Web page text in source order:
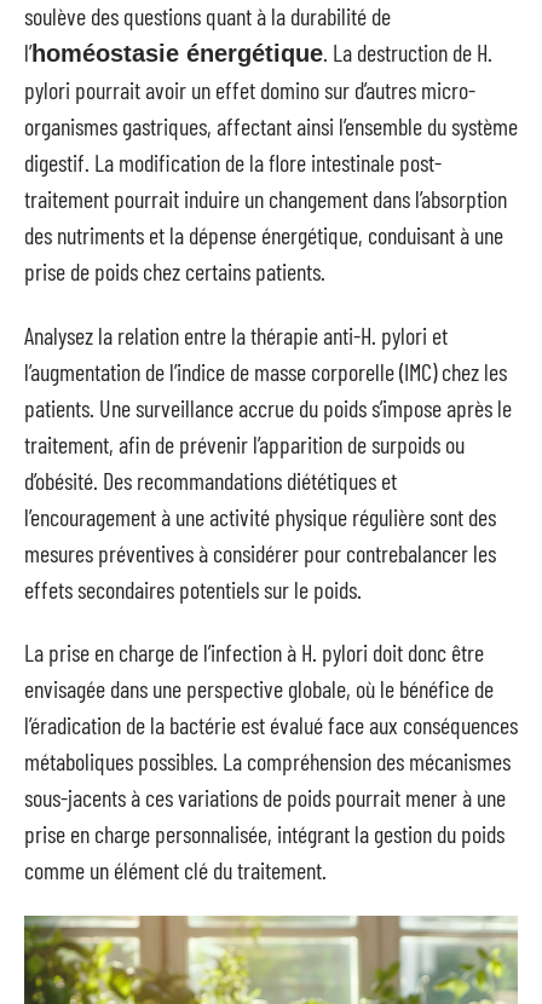
soulève des questions quant à la durabilité de
l’homéostasie énergétique. La destruction de H.
pylori pourrait avoir un effet domino sur d’autres micro-
organismes gastriques, affectant ainsi l’ensemble du système
digestif. La modification de la flore intestinale post-
traitement pourrait induire un changement dans l’absorption
des nutriments et la dépense énergétique, conduisant à une
prise de poids chez certains patients.
Analysez la relation entre la thérapie anti-H. pylori et
l’augmentation de l’indice de masse corporelle (IMC) chez les
patients. Une surveillance accrue du poids s’impose après le
traitement, afin de prévenir l’apparition de surpoids ou
d’obésité. Des recommandations diététiques et
l’encouragement à une activité physique régulière sont des
mesures préventives à considérer pour contrebalancer les
effets secondaires potentiels sur le poids.
La prise en charge de l’infection à H. pylori doit donc être
envisagée dans une perspective globale, où le bénéfice de
l’éradication de la bactérie est évalué face aux conséquences
métaboliques possibles. La compréhension des mécanismes
sous-jacents à ces variations de poids pourrait mener à une
prise en charge personnalisée, intégrant la gestion du poids
comme un élément clé du traitement.